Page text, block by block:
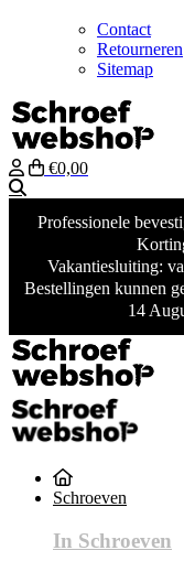
Contact
Retourneren
Sitemap
€0,00
Professionele
Vakantiesluiting:
Bestellingen kunnen
14
Schroeven
In Schroeven